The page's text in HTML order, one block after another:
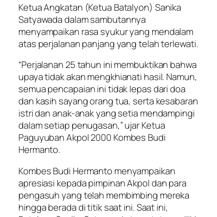
Ketua Angkatan (Ketua Batalyon) Sanika
Satyawada dalam sambutannya
menyampaikan rasa syukur yang mendalam
atas perjalanan panjang yang telah terlewati.
“Perjalanan 25 tahun ini membuktikan bahwa
upaya tidak akan mengkhianati hasil. Namun,
semua pencapaian ini tidak lepas dari doa
dan kasih sayang orang tua, serta kesabaran
istri dan anak-anak yang setia mendampingi
dalam setiap penugasan,” ujar Ketua
Paguyuban Akpol 2000 Kombes Budi
Hermanto.
Kombes Budi Hermanto menyampaikan
apresiasi kepada pimpinan Akpol dan para
pengasuh yang telah membimbing mereka
hingga berada di titik saat ini. Saat ini,